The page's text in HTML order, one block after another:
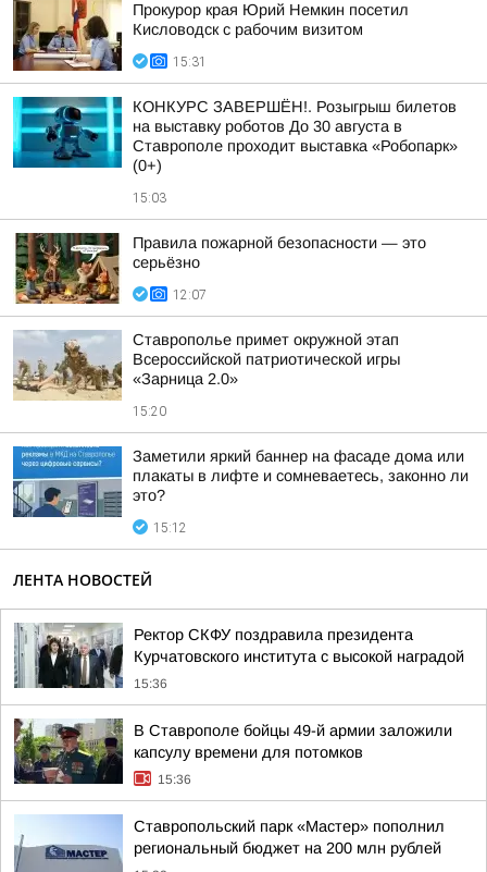
Прокурор края Юрий Немкин посетил
Кисловодск с рабочим визитом
15:31
КОНКУРС ЗАВЕРШЁН!. Розыгрыш билетов
на выставку роботов До 30 августа в
Ставрополе проходит выставка «Робопарк»
(0+)
15:03
Правила пожарной безопасности — это
серьёзно
12:07
Ставрополье примет окружной этап
Всероссийской патриотической игры
«Зарница 2.0»
15:20
Заметили яркий баннер на фасаде дома или
плакаты в лифте и сомневаетесь, законно ли
это?
15:12
ЛЕНТА НОВОСТЕЙ
Ректор СКФУ поздравила президента
Курчатовского института с высокой наградой
15:36
В Ставрополе бойцы 49-й армии заложили
капсулу времени для потомков
15:36
Ставропольский парк «Мастер» пополнил
региональный бюджет на 200 млн рублей